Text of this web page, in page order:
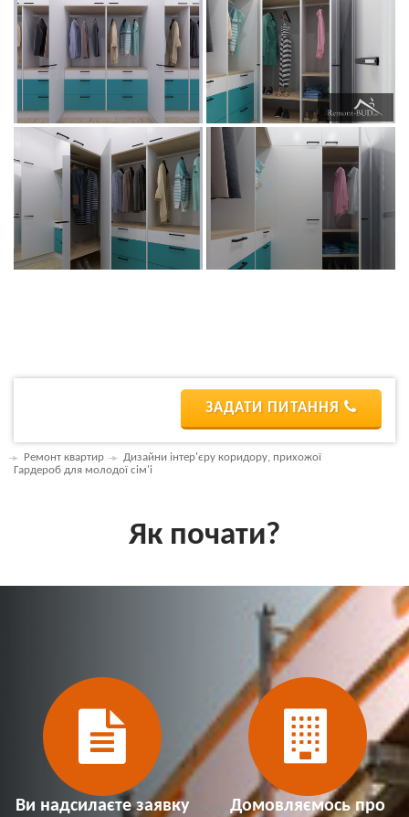
ЗАДАТИ ПИТАННЯ
Ремонт квартир
Дизайни інтер'єру коридору, прихожої
Гардероб для молодої сім'і
Як почати?
Ви надсилаєте заявку
Домовляємось про